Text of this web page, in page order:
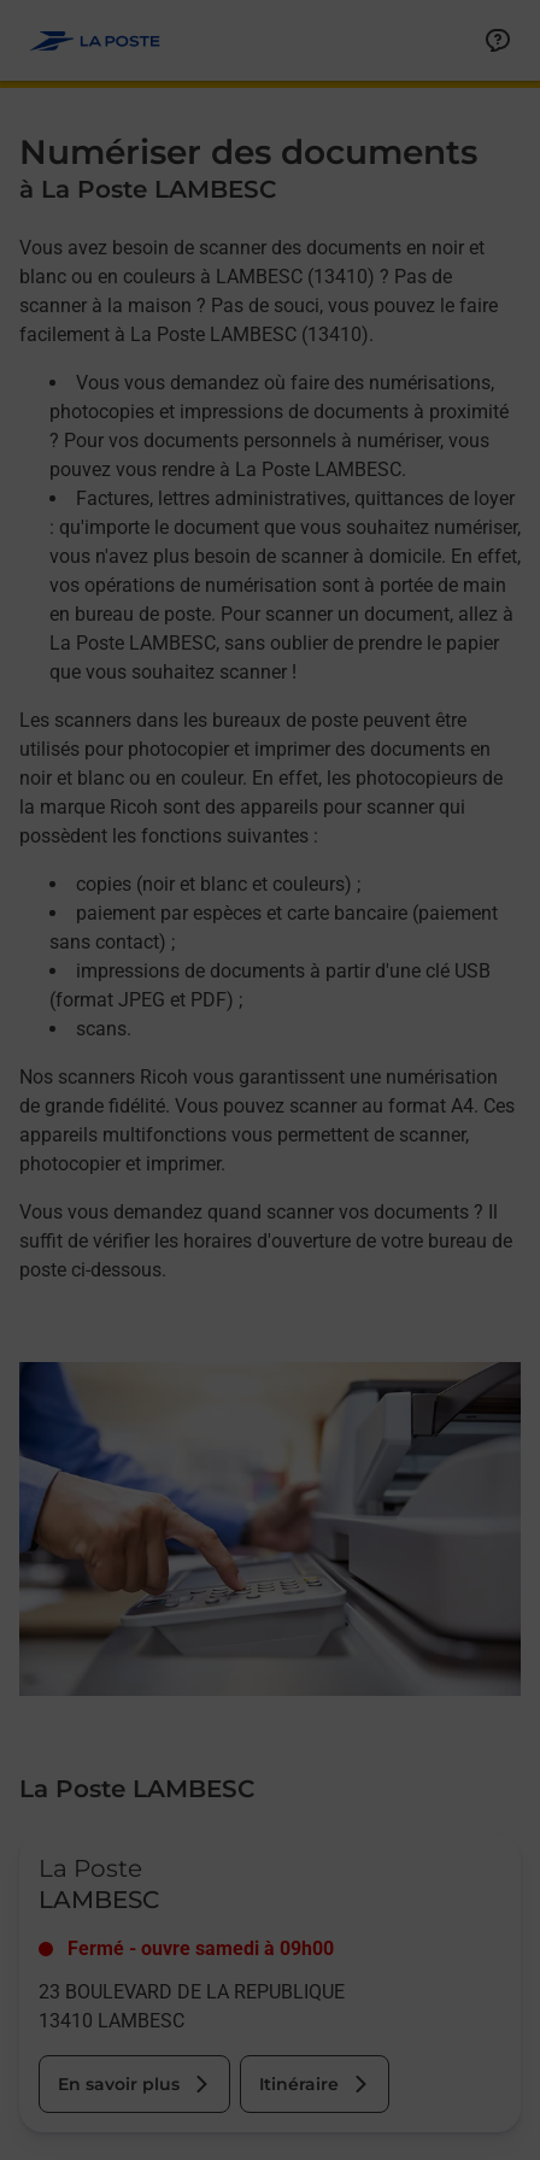
Numériser des documents
à La Poste LAMBESC
Vous avez besoin de scanner des documents en noir et
blanc ou en couleurs à LAMBESC (13410) ? Pas de
scanner à la maison ? Pas de souci, vous pouvez le faire
facilement à La Poste LAMBESC (13410).
Vous vous demandez où faire des numérisations,
photocopies et impressions de documents à proximité
? Pour vos documents personnels à numériser, vous
pouvez vous rendre à La Poste LAMBESC.
Factures, lettres administratives, quittances de loyer
: qu'importe le document que vous souhaitez numériser,
vous n'avez plus besoin de scanner à domicile. En effet,
vos opérations de numérisation sont à portée de main
en bureau de poste. Pour scanner un document, allez à
La Poste LAMBESC, sans oublier de prendre le papier
que vous souhaitez scanner !
Les scanners dans les bureaux de poste peuvent être
utilisés pour photocopier et imprimer des documents en
noir et blanc ou en couleur. En effet, les photocopieurs de
la marque Ricoh sont des appareils pour scanner qui
possèdent les fonctions suivantes :
copies (noir et blanc et couleurs) ;
paiement par espèces et carte bancaire (paiement
sans contact) ;
impressions de documents à partir d'une clé USB
(format JPEG et PDF) ;
scans.
Nos scanners Ricoh vous garantissent une numérisation
de grande fidélité. Vous pouvez scanner au format A4. Ces
appareils multifonctions vous permettent de scanner,
photocopier et imprimer.
Vous vous demandez quand scanner vos documents ? Il
suffit de vérifier les horaires d'ouverture de votre bureau de
poste ci-dessous.
La Poste LAMBESC
La Poste
LAMBESC
Fermé - ouvre samedi à 09h00
23 BOULEVARD DE LA REPUBLIQUE
13410 LAMBESC
En savoir plus Itinéraire